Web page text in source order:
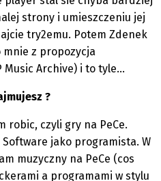
strony i umieszczeniu jej
try2emu. Potem Zdenek
mnie z propozycja
Music Archive) i to tyle...
?
robic, czyli gry na PeCe.
jako programista. W
muzyczny na PeCe (cos
a programami w stylu